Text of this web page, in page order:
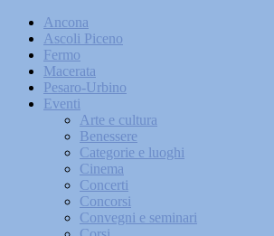
Ancona
Ascoli Piceno
Fermo
Macerata
Pesaro-Urbino
Eventi
Arte e cultura
Benessere
Categorie e luoghi
Cinema
Concerti
Concorsi
Convegni e seminari